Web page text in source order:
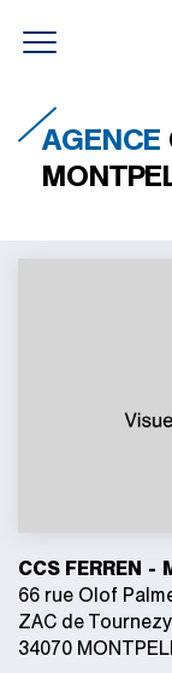
contenu
principal
AGENCE
CCS FERREN -
66 rue Olof
ZAC de Tournezy
34070